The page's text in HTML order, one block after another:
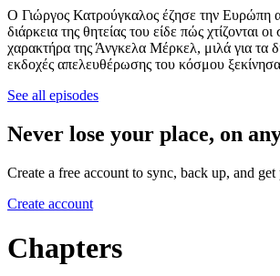
Ο Γιώργος Κατρούγκαλος έζησε την Ευρώπη
διάρκεια της θητείας του είδε πώς
χαρακτήρα της Άνγκελα Μέρκελ, μιλά για τα
εκδοχές απελευθέρωσης του κόσμου
See all episodes
Never lose your place, on
Create a free account to sync, back up, and
Create account
Chapters